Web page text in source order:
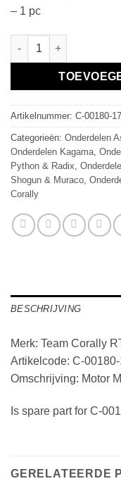
– 1 pc
Motor Mount -
Artikelnummer: C-00180-
Categorieën: Onderdelen
Onderdelen Kagama
Python & Radix
Shogun & Muraco
Corally
BESCHRIJVING
Merk: Team Corally
Artikelcode: C-
Omschrijving: Motor
Is spare part for C-
GERELATEERDE